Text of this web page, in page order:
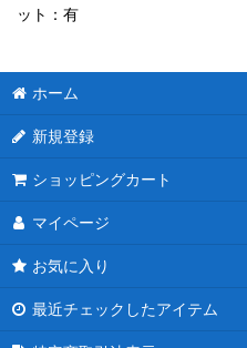
ット：有
ホーム
新規登録
ショッピングカート
マイページ
お気に入り
最近チェックしたアイテム